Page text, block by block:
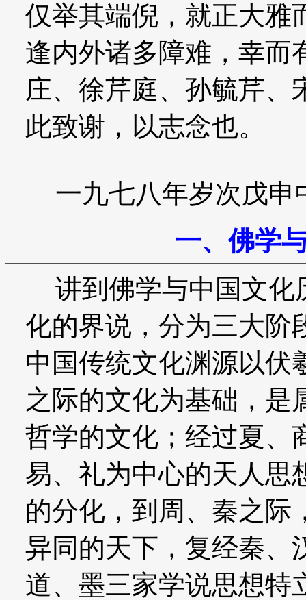
仅举其端倪，就正大雅
逢内外诸多障难，幸而
庄、徐芹庭、孙毓芹、
此致谢，以志念也。
一九七八年岁次戊申
一、佛学
讲到佛学与中国文化
化的界说，分为三大阶
中国传统文化渊源以伏
之际的文化为基础，是
哲学的文化；经过夏、
易、礼为中心的天人思
的分化，到周、秦之际
异同的天下，复经秦、
道、墨三家学说思想特